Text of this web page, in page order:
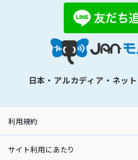
日本・アルカディア・ネッ
利用規約
サイト利用にあたり